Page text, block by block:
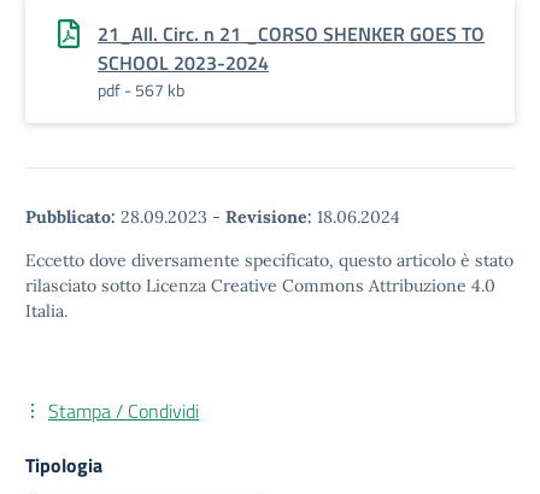
21_All. Circ. n 21 _CORSO SHENKER GOES TO
SCHOOL 2023-2024
pdf - 567 kb
Pubblicato: 28.09.2023 - Revisione: 18.06.2024
Eccetto dove diversamente specificato, questo articolo è stato
rilasciato sotto Licenza Creative Commons Attribuzione 4.0
Italia.
Stampa / Condividi
Tipologia